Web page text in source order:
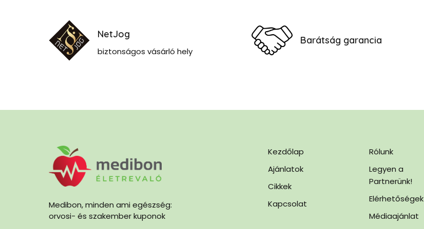
NetJog
biztonságos vásárló hely
Barátság garancia
Medibon, minden ami egészség:
orvosi- és szakember kuponok
Kezdőlap
Ajánlatok
Cikkek
Kapcsolat
Rólunk
Legyen a
Partnerünk!
Elérhetőségek
Médiaajánlat